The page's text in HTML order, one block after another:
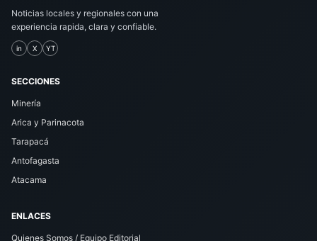
Noticias locales y regionales con una
experiencia rapida, clara y confiable.
in X YT
SECCIONES
Minería
Arica y Parinacota
Tarapacá
Antofagasta
Atacama
ENLACES
Quienes Somos / Equipo Editorial